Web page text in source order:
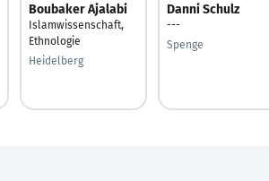
Boubaker Ajalabi
Islamwissenschaft,
Ethnologie
Heidelberg
Danni Schulz
---
Spenge